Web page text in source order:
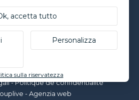
France
de l’Estuaire
| T. +33 (0)2 97 450 900
Deutschland
Erhard-Straße 3
| T. +49 9451 9443 500
riservati - Foto non contrattuali
-Politique de confidentialité
- Agenzia web
accetta tutto
Personalizza
sulla riservatezza